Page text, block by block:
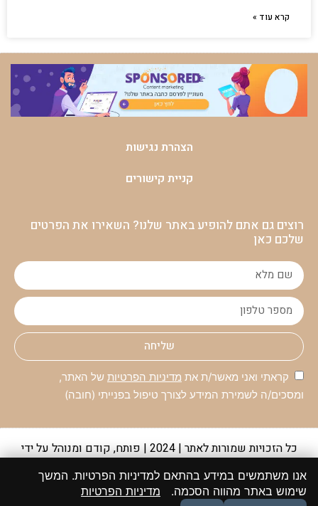
קרא עוד »
הצהרת נגישות
קניית קישורים
רוצים גם אתם להופיע באתר שלנו? השאירו את הפרטים
שלכם כאן
שליחה
קראתי ואני מאשר/ת את מדיניות הפרטיות של האתר,
ומסכים/ה לשמירת המידע לצורך טיפול בפנייתי (חובה)
כל הזכויות שמורות לאתר | 2024 | פותח, קודם ומנוהל על ידי
יתכנו מקרים שבהם לא הצלחנו לאתר את המקור או שהוא אינו ידוע
והתכנים פורסמו בהתאם לסעיף 27א לחוק זכות יוצרים. במידה
אנו משתמשים במידע בהתאם למדיניות הפרטיות. המשך
שימוש באתר מהווה הסכמה. מדיניות הפרטיות